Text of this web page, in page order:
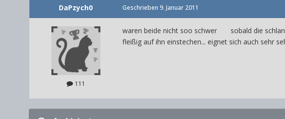
DaPzych0
111
Geschrieben 9. Januar 2011
waren beide nicht soo schwer
sobald die
fleißig auf ihn einstechen... eignet sich auch sehr